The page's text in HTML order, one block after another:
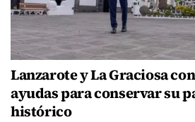
Lanzarote y La Graciosa
ayudas para conservar su
histórico